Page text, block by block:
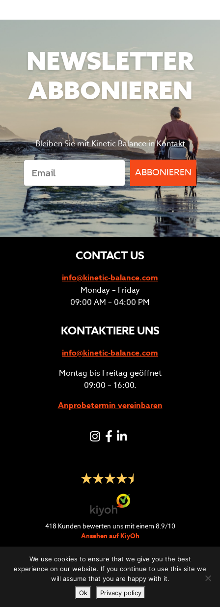
NEWSLETTER
ABBONIEREN
Bleiben Sie mit Kinetic Balance in Kontakt
ABBONIEREN
CONTACT US
info@kinetic-balance.com
Monday – Friday
09:00 AM – 04:00 PM
KONTAKTIERE UNS
info@kinetic-balance.com
Montag bis Freitag geöffnet
09:00 – 16:00.
Anprobetermin vereinbaren
Instagram
Facebook
LinkedIN
418 Kunden bewerten uns mit einem 8.9/10
Ansehen auf KiyOh
Retour & Lieferung
Häufig gestellte Fragen
Datenschutz-Bestimmungen
Geschäftsbedingungen
We use cookies to ensure that we give you the best
experience on our website. If you continue to use this site we
will assume that you are happy with it.
Ok
Privacy policy